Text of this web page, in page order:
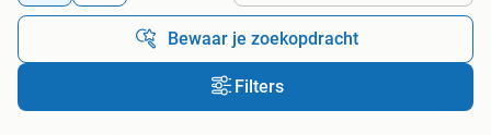
Bewaar je zoekopdracht
Filters